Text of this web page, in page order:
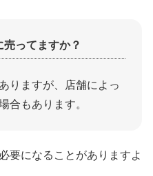
ってますか？
りますが、店舗によっ
合もあります。
要になることがありますよ